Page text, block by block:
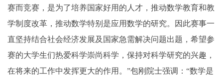
赛而竞赛，是为了培养国家好用的人才，推动数学教育和教
学制度改革，推动数学特别是应用数学的研究。因此赛事一
直坚持结合社会经济发展及国家急需解决问题出题，希望参
赛的大学生们热爱科学崇尚科学，保持对科学研究的兴趣，
在将来的工作中发挥更大的作用。”包刚院士强调：“数学是